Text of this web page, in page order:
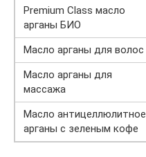
Premium Class масло
арганы БИО
Масло арганы для волос
Масло арганы для
массажа
Масло антицеллюлитное
арганы с зеленым кофе